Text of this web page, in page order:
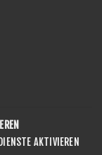
AKTIVIEREN